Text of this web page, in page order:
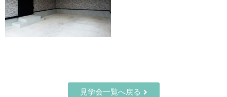
見学会一覧へ戻る